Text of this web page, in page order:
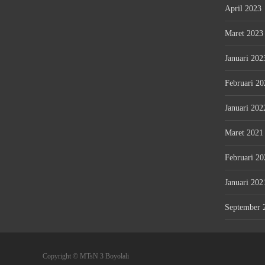
April 2023
Maret 2023
Januari
Februari
Januari
Maret 2021
Februari
Januari
September
Copyright © MTsN 3 Boyolali